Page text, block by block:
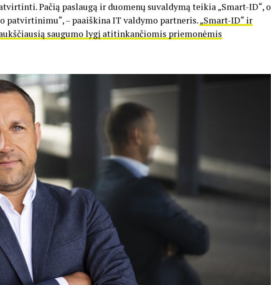
Pačią paslaugą ir duomenų suvaldymą teikia „Smart-ID“, o
patvirtinimu“, – paaiškina IT valdymo partneris.„Smart-ID“ ir
saugumo lygį atitinkančiomis priemonėmis